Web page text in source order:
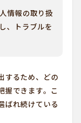
情報の取り扱
、トラブルを
するため、どの
握できます。こ
ばれ続けている